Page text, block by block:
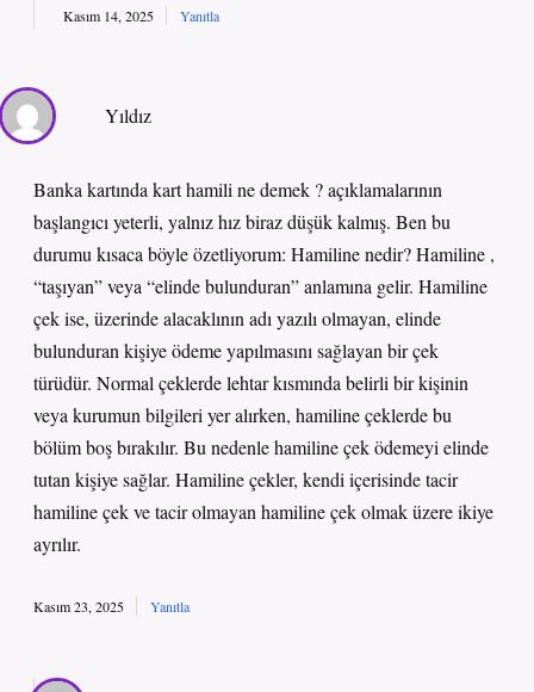
Kasım 14, 2025 Yanıtla
Yıldız
Banka kartında kart hamili ne demek ? açıklamalarının
başlangıcı yeterli, yalnız hız biraz düşük kalmış. Ben bu
durumu kısaca böyle özetliyorum: Hamiline nedir? Hamiline ,
“taşıyan” veya “elinde bulunduran” anlamına gelir. Hamiline
çek ise, üzerinde alacaklının adı yazılı olmayan, elinde
bulunduran kişiye ödeme yapılmasını sağlayan bir çek
türüdür. Normal çeklerde lehtar kısmında belirli bir kişinin
veya kurumun bilgileri yer alırken, hamiline çeklerde bu
bölüm boş bırakılır. Bu nedenle hamiline çek ödemeyi elinde
tutan kişiye sağlar. Hamiline çekler, kendi içerisinde tacir
hamiline çek ve tacir olmayan hamiline çek olmak üzere ikiye
ayrılır.
Kasım 23, 2025 Yanıtla